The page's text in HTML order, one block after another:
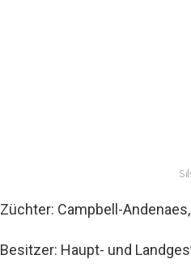
Züchter: Campbell-Andenaes,
Besitzer: Haupt- und